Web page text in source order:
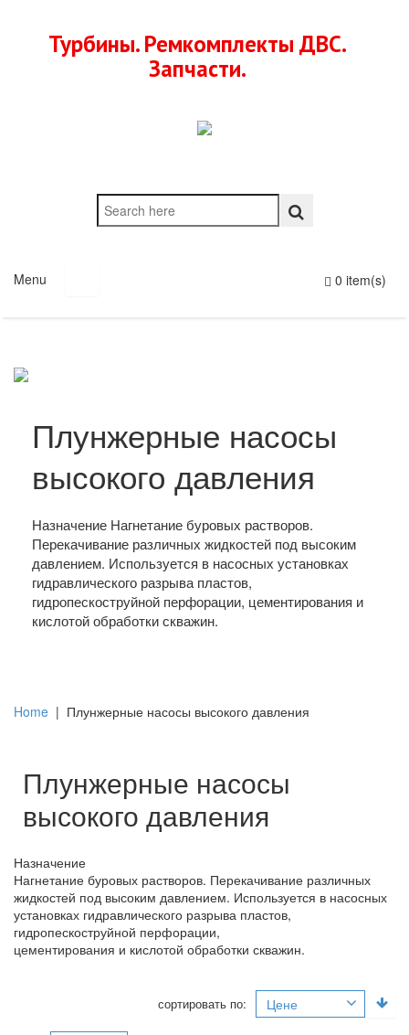
Турбины. Ремкомплекты ДВС.
Запчасти.
Menu 0 item(s)
Плунжерные насосы
высокого давления
Назначение Нагнетание буровых растворов.
Перекачивание различных жидкостей под высоким
давлением. Используется в насосных установках
гидравлического разрыва пластов,
гидропескоструйной перфорации, цементирования и
кислотой обработки скважин.
Home | Плунжерные насосы высокого давления
Плунжерные насосы
высокого давления
Назначение
Нагнетание буровых растворов. Перекачивание различных
жидкостей под высоким давлением. Используется в насосных
установках гидравлического разрыва пластов,
гидропескоструйной перфорации,
цементирования и кислотой обработки скважин.
сортировать по: Цене